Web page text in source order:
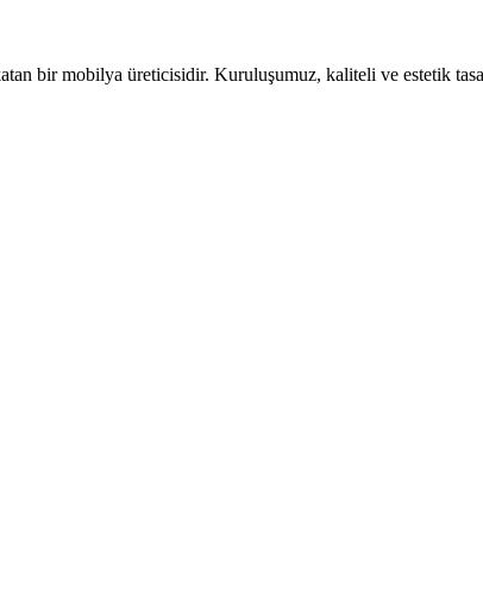
bir mobilya üreticisidir. Kuruluşumuz, kaliteli ve estetik